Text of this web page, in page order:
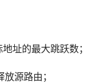
址的最大跳跃数；
源路由；